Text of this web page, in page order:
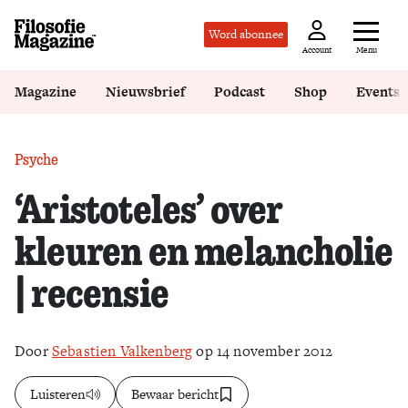
Word abonnee
Account Menu
Magazine Nieuwsbrief Podcast Shop Events
Psyche
‘Aristoteles’ over
kleuren en melancholie
| recensie
DoorSebastien Valkenbergop 14 november 2012
Luisteren Bewaar bericht